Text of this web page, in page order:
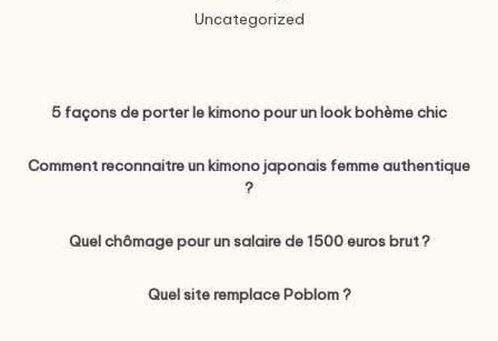
Uncategorized
5 façons de porter le kimono pour un look bohème chic
Comment reconnaitre un kimono japonais femme authentique
?
Quel chômage pour un salaire de 1500 euros brut ?
Quel site remplace Poblom ?